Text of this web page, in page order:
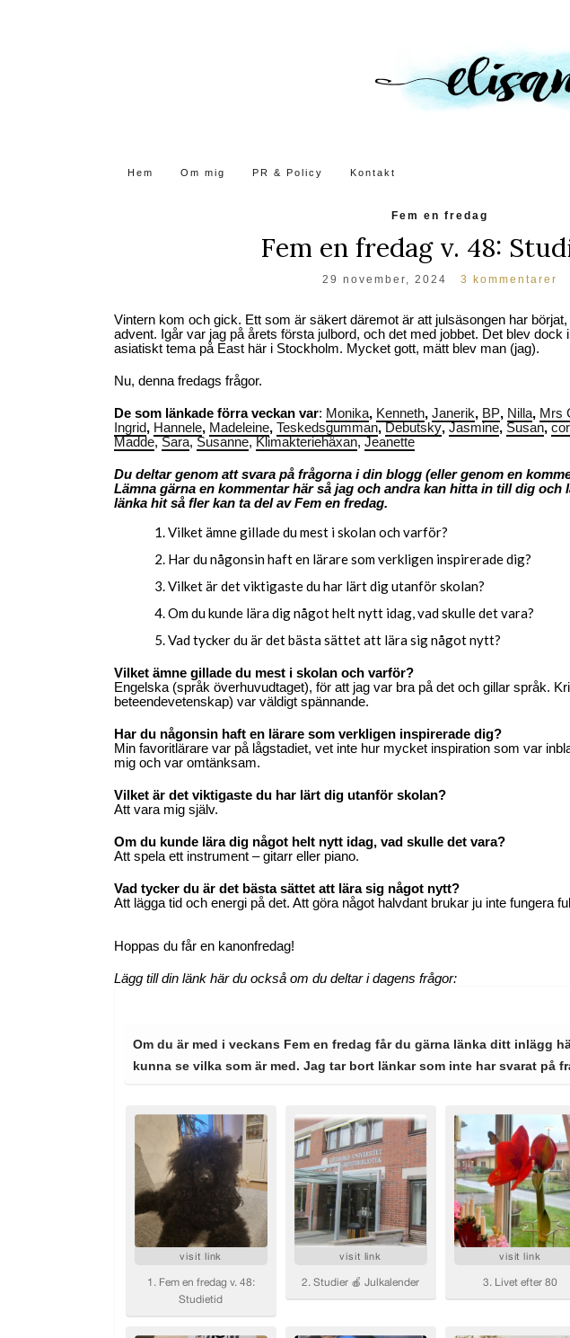
Hem Om mig PR & Policy Kontakt
Fem en fredag
Fem en fredag v. 48:
29 november, 2024 3 kommentarer
Vintern kom och gick. Ett som är säkert däremot är att julsäsongen har
advent. Igår var jag på årets första julbord, och det med jobbet. Det blev dock
asiatiskt tema på East här i Stockholm. Mycket gott, mätt blev man (jag).
Nu, denna fredags frågor.
De som länkade förra veckan var: Monika, Kenneth, Janerik, BP, Nilla, Mrs
Ingrid, Hannele, Madeleine, Teskedsgumman, Debutsky, Jasmine, Susan,
Madde, Sara, Susanne, Klimakteriehäxan, Jeanette
Du deltar genom att svara på frågorna i din blogg (eller genom en
Lämna gärna en kommentar här så jag och andra kan hitta in till dig och
länka hit så fler kan ta del av Fem en fredag.
Vilket ämne gillade du mest i skolan och varför?
Har du någonsin haft en lärare som verkligen inspirerade dig?
Vilket är det viktigaste du har lärt dig utanför skolan?
Om du kunde lära dig något helt nytt idag, vad skulle det vara?
Vad tycker du är det bästa sättet att lära sig något nytt?
Vilket ämne gillade du mest i skolan och varför?
Engelska (språk överhuvudtaget), för att jag var bra på det och gillar språk.
beteendevetenskap) var väldigt spännande.
Har du någonsin haft en lärare som verkligen inspirerade dig?
Min favoritlärare var på lågstadiet, vet inte hur mycket inspiration som var
mig och var omtänksam.
Vilket är det viktigaste du har lärt dig utanför skolan?
Att vara mig själv.
Om du kunde lära dig något helt nytt idag, vad skulle det vara?
Att spela ett instrument – gitarr eller piano.
Vad tycker du är det bästa sättet att lära sig något nytt?
Att lägga tid och energi på det. Att göra något halvdant brukar ju inte fungera
Hoppas du får en kanonfredag!
Lägg till din länk här du också om du deltar i dagens frågor: